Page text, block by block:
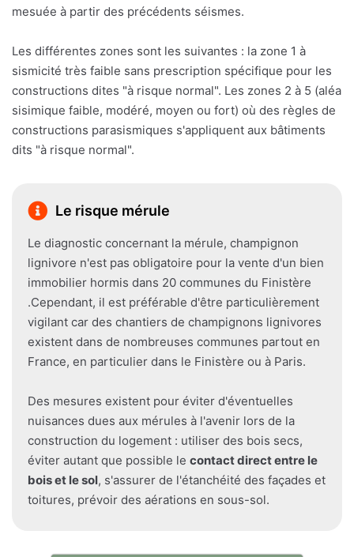
mesuée à partir des précédents séismes.
Les différentes zones sont les suivantes : la zone 1 à
sismicité très faible sans prescription spécifique pour les
constructions dites "à risque normal". Les zones 2 à 5 (aléa
sisimique faible, modéré, moyen ou fort) où des règles de
constructions parasismiques s'appliquent aux bâtiments
dits "à risque normal".
Le risque mérule
Le diagnostic concernant la mérule, champignon
lignivore n'est pas obligatoire pour la vente d'un bien
immobilier hormis dans 20 communes du Finistère
.Cependant, il est préférable d'être particulièrement
vigilant car des chantiers de champignons lignivores
existent dans de nombreuses communes partout en
France, en particulier dans le Finistère ou à Paris.
Des mesures existent pour éviter d'éventuelles
nuisances dues aux mérules à l'avenir lors de la
construction du logement : utiliser des bois secs,
éviter autant que possible le contact direct entre le
bois et le sol, s'assurer de l'étanchéité des façades et
toitures, prévoir des aérations en sous-sol.